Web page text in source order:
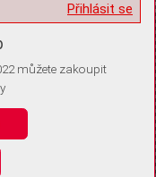
informací
žádné informace
o souhlas s
Přihlásit se
můžete zakoupit